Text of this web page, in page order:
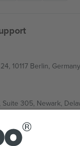
10117 Berlin, Germany
Suite 305, Newark,
bul Totleben 53-55,